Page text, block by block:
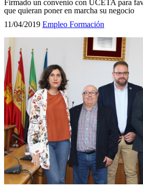
Firmado un convenio con UCETA para
que quieran poner en marcha su negocio
11/04/2019 Empleo Formación